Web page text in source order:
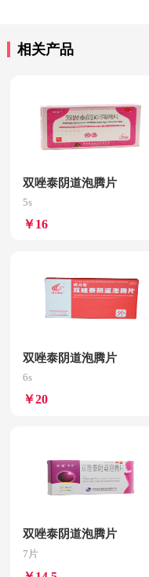
相关产品
双唑泰阴道泡腾片
5s
￥16
双唑泰阴道泡腾片
6s
￥20
双唑泰阴道泡腾片
7片